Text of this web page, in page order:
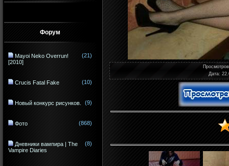
Форум
Mayoi Neko Overrun!
[2010]
(21)
Crucis Fatal Fake (10)
Новый конкурс рисунков. (9)
Фото (868)
Дневники вампира | The
Vampire Diaries
(8)
Просмотров
Дата: